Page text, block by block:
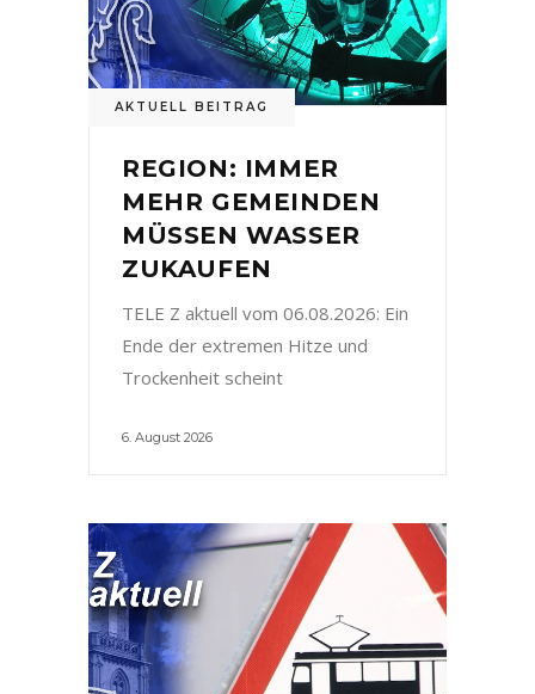
AKTUELL BEITRAG
REGION: IMMER
MEHR GEMEINDEN
MÜSSEN WASSER
ZUKAUFEN
TELE Z aktuell vom 06.08.2026: Ein
Ende der extremen Hitze und
Trockenheit scheint
6. August 2026